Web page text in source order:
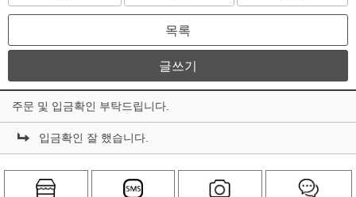
목록
글쓰기
주문 및 입금확인 부탁드립니다.
입금확인 잘 했습니다.